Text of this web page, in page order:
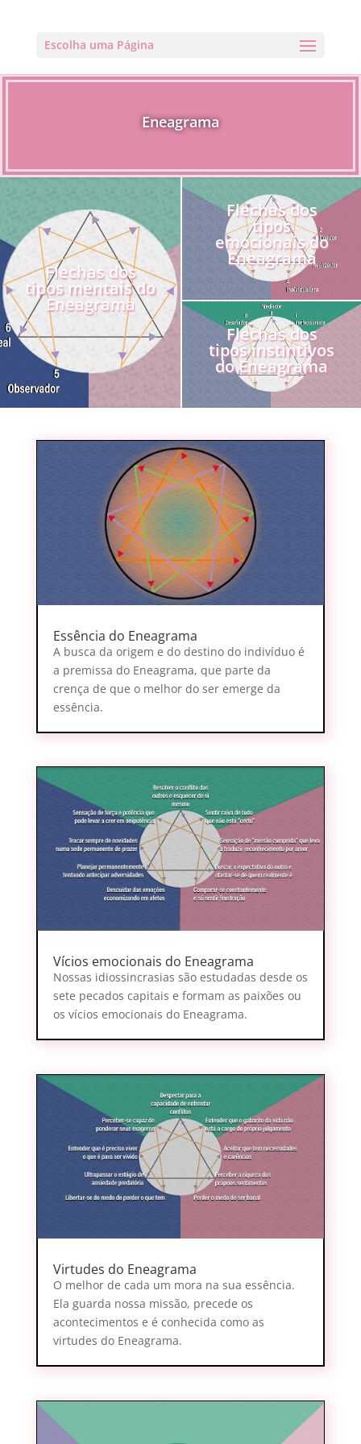
Escolha uma Página
Eneagrama
Flechas dos
tipos mentais do
Eneagrama
Flechas dos
tipos
emocionais do
Eneagrama
Flechas dos
tipos instintivos
do Eneagrama
Essência do Eneagrama
A busca da origem e do destino do indivíduo é
a premissa do Eneagrama, que parte da
crença de que o melhor do ser emerge da
essência.
Vícios emocionais do Eneagrama
Nossas idiossincrasias são estudadas desde os
sete pecados capitais e formam as paixões ou
os vícios emocionais do Eneagrama.
Virtudes do Eneagrama
O melhor de cada um mora na sua essência.
Ela guarda nossa missão, precede os
acontecimentos e é conhecida como as
virtudes do Eneagrama.